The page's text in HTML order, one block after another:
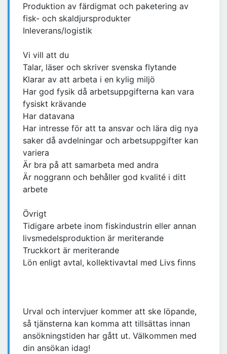
Produktion av färdigmat och paketering av
fisk- och skaldjursprodukter
Inleverans/logistik
Vi vill att du
Talar, läser och skriver svenska flytande
Klarar av att arbeta i en kylig miljö
Har god fysik då arbetsuppgifterna kan vara
fysiskt krävande
Har datavana
Har intresse för att ta ansvar och lära dig nya
saker då avdelningar och arbetsuppgifter kan
variera
Är bra på att samarbeta med andra
Är noggrann och behåller god kvalité i ditt
arbete
Övrigt
Tidigare arbete inom fiskindustrin eller annan
livsmedelsproduktion är meriterande
Truckkort är meriterande
Lön enligt avtal, kollektivavtal med Livs finns
Urval och intervjuer kommer att ske löpande,
så tjänsterna kan komma att tillsättas innan
ansökningstiden har gått ut. Välkommen med
din ansökan idag!